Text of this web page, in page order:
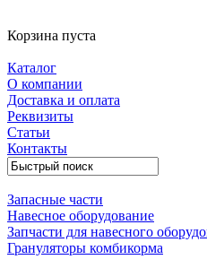
Корзина пуста
Каталог
О компании
Доставка и оплата
Реквизиты
Статьи
Контакты
Запасные части
Навесное оборудование
Запчасти для навесного
Грануляторы комбикорма